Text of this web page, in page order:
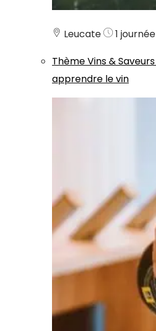
Leucate
1 journée
ThèmeVins & Saveurs
apprendre le vin